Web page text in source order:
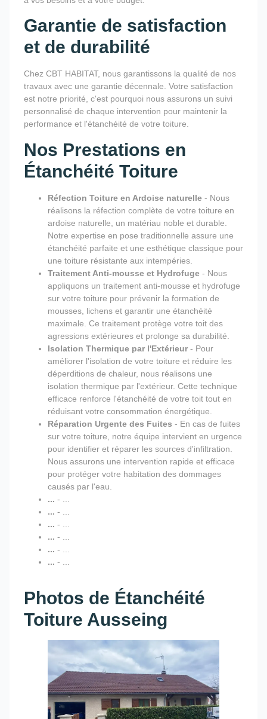
Garantie de satisfaction
et de durabilité
Chez CBT HABITAT, nous garantissons la qualité de nos
travaux avec une garantie décennale. Votre satisfaction
est notre priorité, c'est pourquoi nous assurons un suivi
personnalisé de chaque intervention pour maintenir la
performance et l'étanchéité de votre toiture.
Nos Prestations en
Étanchéité Toiture
Réfection Toiture en Ardoise naturelle - Nous
réalisons la réfection complète de votre toiture en
ardoise naturelle, un matériau noble et durable.
Notre expertise en pose traditionnelle assure une
étanchéité parfaite et une esthétique classique pour
une toiture résistante aux intempéries.
Traitement Anti-mousse et Hydrofuge - Nous
appliquons un traitement anti-mousse et hydrofuge
sur votre toiture pour prévenir la formation de
mousses, lichens et garantir une étanchéité
maximale. Ce traitement protège votre toit des
agressions extérieures et prolonge sa durabilité.
Isolation Thermique par l'Extérieur- Pour
améliorer l'isolation de votre toiture et réduire les
déperditions de chaleur, nous réalisons une
isolation thermique par l'extérieur. Cette technique
efficace renforce l'étanchéité de votre toit tout en
réduisant votre consommation énergétique.
Réparation Urgente des Fuites - En cas de fuites
sur votre toiture, notre équipe intervient en urgence
pour identifier et réparer les sources d'infiltration.
Nous assurons une intervention rapide et efficace
pour protéger votre habitation des dommages
causés par l'eau.
... - ...
... - ...
... - ...
... - ...
... - ...
... - ...
Photos de Étanchéité
Toiture Ausseing